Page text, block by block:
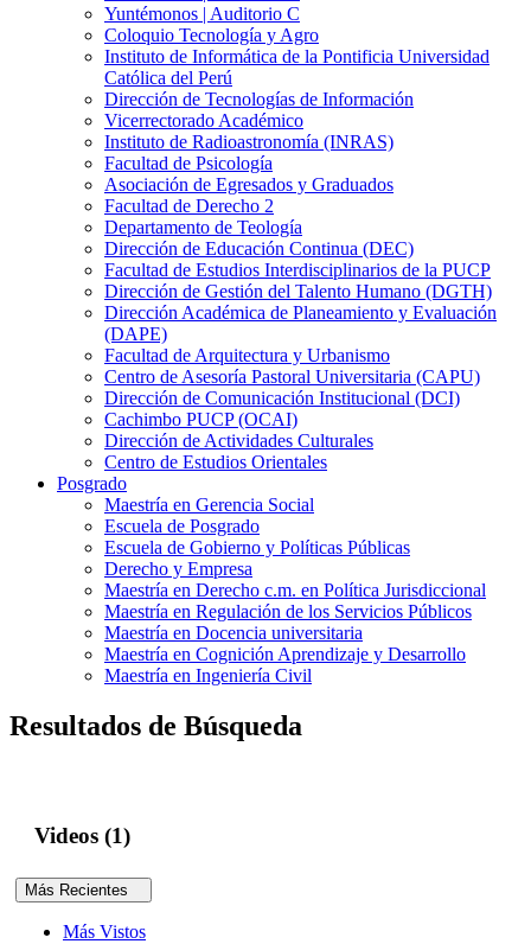
Yuntémonos | Auditorio C
Coloquio Tecnología y Agro
Instituto de Informática de la Pontificia Universidad
Católica del Perú
Dirección de Tecnologías de Información
Vicerrectorado Académico
Instituto de Radioastronomía (INRAS)
Facultad de Psicología
Asociación de Egresados y Graduados
Facultad de Derecho 2
Departamento de Teología
Dirección de Educación Continua (DEC)
Facultad de Estudios Interdisciplinarios de la PUCP
Dirección de Gestión del Talento Humano (DGTH)
Dirección Académica de Planeamiento y Evaluación
(DAPE)
Facultad de Arquitectura y Urbanismo
Centro de Asesoría Pastoral Universitaria (CAPU)
Dirección de Comunicación Institucional (DCI)
Cachimbo PUCP (OCAI)
Dirección de Actividades Culturales
Centro de Estudios Orientales
Posgrado
Maestría en Gerencia Social
Escuela de Posgrado
Escuela de Gobierno y Políticas Públicas
Derecho y Empresa
Maestría en Derecho c.m. en Política Jurisdiccional
Maestría en Regulación de los Servicios Públicos
Maestría en Docencia universitaria
Maestría en Cognición Aprendizaje y Desarrollo
Maestría en Ingeniería Civil
Resultados de Búsqueda
Videos (1)
Más Recientes
Más Vistos